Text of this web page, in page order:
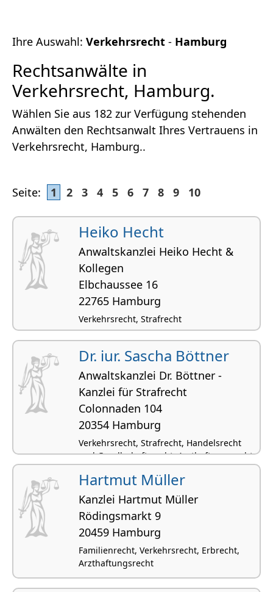
Ihre Auswahl: Verkehrsrecht - Hamburg
Rechtsanwälte in
Verkehrsrecht, Hamburg.
Wählen Sie aus 182 zur Verfügung stehenden
Anwälten den Rechtsanwalt Ihres Vertrauens in
Verkehrsrecht, Hamburg..
Seite: 1 2 3 4 5 6 7 8 9 10
Heiko Hecht
Anwaltskanzlei Heiko Hecht &
Kollegen
Elbchaussee 16
22765 Hamburg
Verkehrsrecht, Strafrecht
Dr. iur. Sascha Böttner
Anwaltskanzlei Dr. Böttner -
Kanzlei für Strafrecht
Colonnaden 104
20354 Hamburg
Verkehrsrecht, Strafrecht, Handelsrecht
und Gesellschaftsrecht, Arzthaftungsrecht,
Bankrecht und Kapitalmarktrecht
Hartmut Müller
Kanzlei Hartmut Müller
Rödingsmarkt 9
20459 Hamburg
Familienrecht, Verkehrsrecht, Erbrecht,
Arzthaftungsrecht